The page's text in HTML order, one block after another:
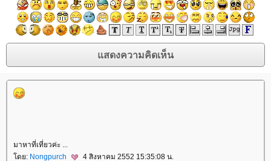
มาหาที่เที่ยวค่ะ ...
ดย: Nongpurch 4 สิงหาคม 2552 15:35:08 น.